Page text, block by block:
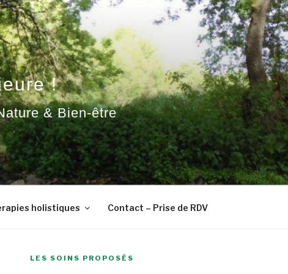
!
& Bien-être
holistiques Contact – Prise de RDV
LES SOINS PROPOSÉS